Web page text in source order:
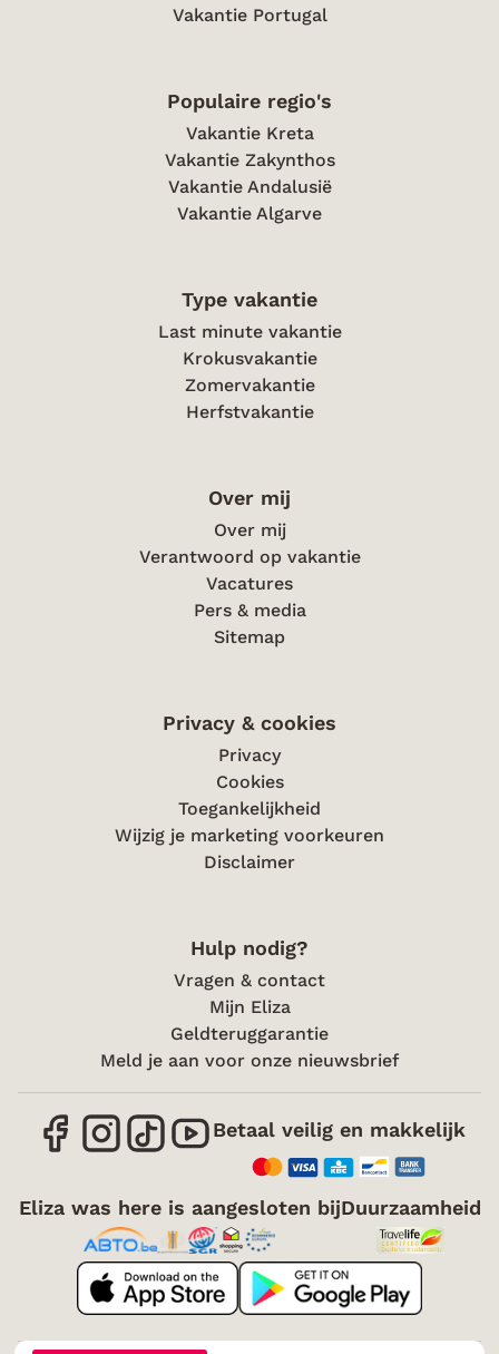
Vakantie Portugal
Populaire regio's
Vakantie Kreta
Vakantie Zakynthos
Vakantie Andalusië
Vakantie Algarve
Type vakantie
Last minute vakantie
Krokusvakantie
Zomervakantie
Herfstvakantie
Over mij
Over mij
Verantwoord op vakantie
Vacatures
Pers & media
Sitemap
Privacy & cookies
Privacy
Cookies
Toegankelijkheid
Wijzig je marketing voorkeuren
Disclaimer
Hulp nodig?
Vragen & contact
Mijn Eliza
Geldteruggarantie
Meld je aan voor onze nieuwsbrief
Betaal veilig en makkelijk
Eliza was here is aangesloten bijDuurzaamheid